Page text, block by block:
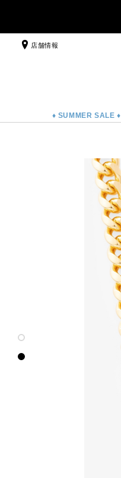
店舗情報
♦ SUMMER SALE ♦